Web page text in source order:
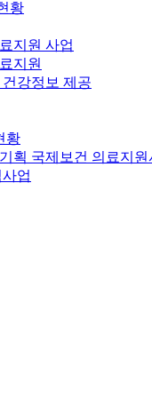
황
지원 사업
지원
강정보 제공
황
획 국제보건 의료지원
업